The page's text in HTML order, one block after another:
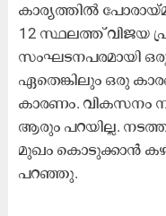
കാര്യത്തിൽ
12 സ്ഥലത്ത് വിജയ
സംഘടനപരമായി ഒരു
ഏതെങ്കിലും ഒരു
കാരണം. വികസനം
ആരും പറയില്ല.
മുഖം കൊടുക്കാൻ
പറഞ്ഞു.